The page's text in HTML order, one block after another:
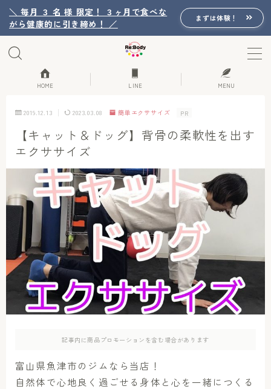
＼ 毎月 ３ 名 様 限定！ ３ヶ月で食べな
がら健康的に引き締め！ ／
まずは体験！
MENU
Re:Bodyの想い
Re:Bodyのセッション
初回体験詳細
Re:Bodyのメニュー
記事カテゴリー一覧
プロフィール
アクセス
HOME LINE MENU
2019.12.13 2023.03.08 簡単エクササイズ PR
【キャット＆ドッグ】背骨の柔軟性を出す
エクササイズ
記事内に商品プロモーションを含む場合があります
富山県魚津市のジムなら当店！
自然体で心地良く過ごせる身体と心を一緒につくる